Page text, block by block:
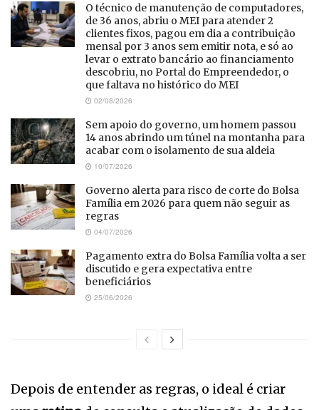
O técnico de manutenção de computadores,
de 36 anos, abriu o MEI para atender 2
clientes fixos, pagou em dia a contribuição
mensal por 3 anos sem emitir nota, e só ao
levar o extrato bancário ao financiamento
descobriu, no Portal do Empreendedor, o
que faltava no histórico do MEI
02/08/2026
Sem apoio do governo, um homem passou
14 anos abrindo um túnel na montanha para
acabar com o isolamento de sua aldeia
10/07/2026
Governo alerta para risco de corte do Bolsa
Família em 2026 para quem não seguir as
regras
04/07/2026
Pagamento extra do Bolsa Família volta a ser
discutido e gera expectativa entre
beneficiários
25/06/2026
Depois de entender as regras, o ideal é criar